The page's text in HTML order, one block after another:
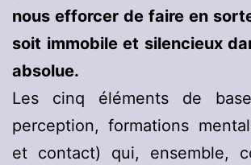
nous efforcer de faire en
soit immobile et silencieux
absolue.
Les cinq éléments de
perception, formations
et contact) qui, ensemble,